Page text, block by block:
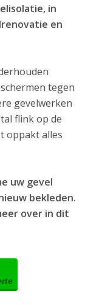
in
en
tegen
gevelwerken
flink op de
oppakt alles
uw gevel
bekleden.
over in dit